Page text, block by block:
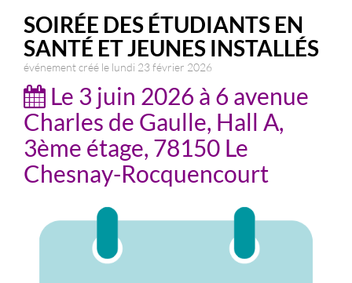
SOIRÉE DES ÉTUDIANTS EN
SANTÉ ET JEUNES INSTALLÉS
événement créé le lundi 23 février 2026
Le 3 juin 2026 à 6 avenue
Charles de Gaulle, Hall A,
3ème étage, 78150 Le
Chesnay-Rocquencourt